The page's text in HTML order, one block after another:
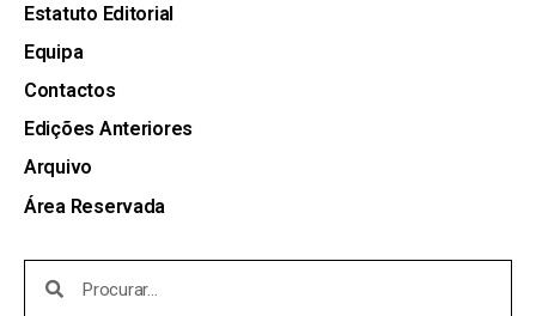
Estatuto Editorial
Equipa
Contactos
Edições Anteriores
Arquivo
Área Reservada